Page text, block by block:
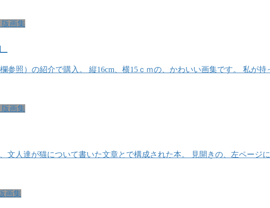
画集
照）の紹介で購入。 縦16cm、横15ｃｍの、かわいい画集です。 私が
画集
文人達が猫について書いた文章とで構成された本。 見開きの、左ページ
画集